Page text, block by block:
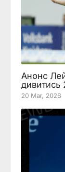
Анонс
дивитись
20 Mar, 2026